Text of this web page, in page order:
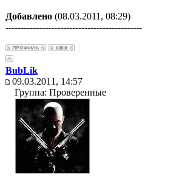
Добавлено (08.03.2011, 08:29)
---------------------------------------------
BubLik
09.03.2011, 14:57
Группа: Проверенные